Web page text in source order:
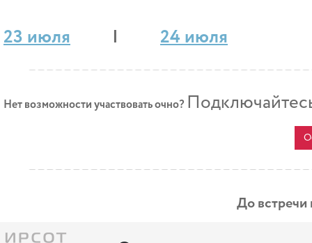
23 июля | 24 июля
Нет возможности участвовать очно?
До